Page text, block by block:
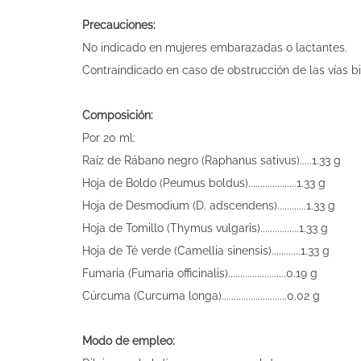
Precauciones:
No indicado en mujeres embarazadas o lactantes.
Contraindicado en caso de obstrucción de las vías
Composición:
Por 20 ml:
Raíz de Rábano negro (Raphanus sativus).....1.33 g
Hoja de Boldo (Peumus boldus)....................1.33 g
Hoja de Desmodium (D. adscendens)............1.33 g
Hoja de Tomillo (Thymus vulgaris)................1.33 g
Hoja de Té verde (Camellia sinensis)............1.33 g
Fumaria (Fumaria officinalis)........................0.19 g
Cúrcuma (Curcuma longa)...........................0.02 g
Modo de empleo: